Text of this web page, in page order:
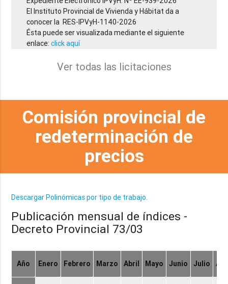
El Instituto Provincial de Vivienda y Hábitat da a
conocer la RES-IPVyH-1140-2026
Ésta puede ser visualizada mediante el siguiente
enlace:click aquí
Ver todas las licitaciones
Comisión provincial de
redeterminación de
precios
Descargar Polinómicas por tipo de trabajo.
Publicación mensual de índices -
Decreto Provincial 73/03
Año Enero Febrero Marzo Abril Mayo Junio Julio